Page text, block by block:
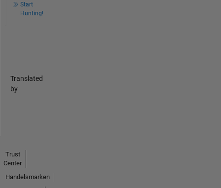
Start
Hunting!
Translated
by
Trust
Center
Handelsmarken